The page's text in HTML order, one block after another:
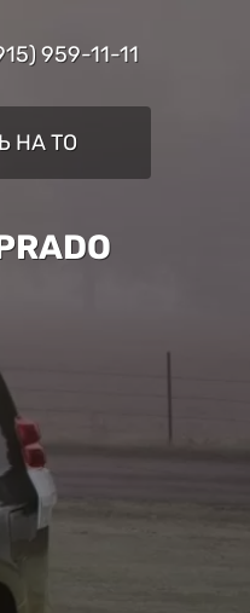
959-11-11
НА ТО